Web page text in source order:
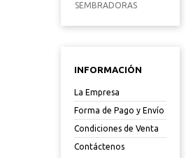
SEMBRADORAS
INFORMACIÓN
La Empresa
Forma de Pago y Envío
Condiciones de Venta
Contáctenos